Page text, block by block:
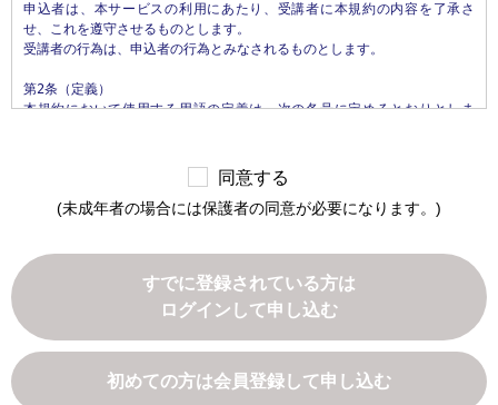
第3条（個人情報を収集・利用する目的）
当社が個人情報を収集・利用する目的は、以下のとおりです。
1.当社サービスの提供・運営のため
む）
3.ユーザが利用中のサービスの新機能、更新情報、キャンペーン等および
5.利用規約に違反したユーザや、不正・不当な目的でサービスを利用しよ
うとするユーザの特定をし、ご利用をお断りするため
6.ユーザにご自身の登録情報の閲覧や変更、削除、ご利用状況の閲覧を行
7.有料サービスにおいて、ユーザに利用料金を請求するため
8.上記の利用目的に付随する目的
第4条（利用目的の変更）
当社は、利用目的が変更前と関連性を有すると合理的に認められる場合に
限り、個人情報の利用目的を変更するものとします。
利用目的の変更を行った場合には、変更後の目的について、当社所定の方
法により、ユーザに通知し、または本ウェブサイト上に公表するものとし
申込者は、本サービスの利用にあたり、受講者に本規約の内容を了承さ
せ、これを遵守させるものとします。
受講者の行為は、申込者の行為とみなされるものとします。
第2条（定義）
本規約において使用する用語の定義は、次の各号に定めるとおりとしま
2.「本サービス」　当社が運営するじんざい教習所（所在地: 栃木県真岡
市松山町26番4）において提供するすべてのサービスをいいます。なお、本
ス利用契約を締結された方をいいます。
4.「受講者」　申込者本人または担当者であって、実際に本サービスを利
用するすべての方をいいます。
5.「本サービス利用契約」　当社と申込者との間で締結される、本サービ
スの利用に関する契約をいいます。
第3条（本規約の範囲）
同意する
(未成年者の場合には保護者の同意が必要になります。)
すでに登録されている方は
ログインして申し込む
初めての方は会員登録して申し込む